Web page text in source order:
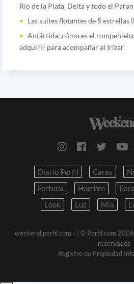
Río de la Plata, Delta y todo el
Las suites flotantes de 5 estrellas
Antártida: cómo es el
adquirir para acompañar al Irizar
Diario Perfil Caras
Fortuna
Hombre
Look
Luz Mia
weekend.perfil.com -
| © Perfil.com
reservados
Registro de Propiedad